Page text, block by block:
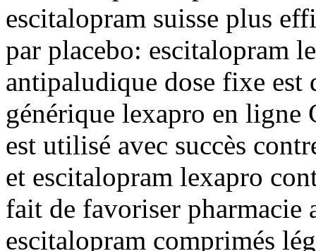
escitalopram suisse plus
par placebo: escitalopram
antipaludique dose fixe est
générique lexapro en
est utilisé avec succès
et escitalopram lexapro
fait de favoriser pharmacie
escitalopram comprimés